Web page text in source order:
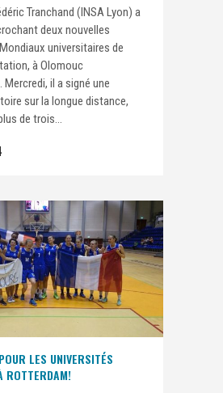
Tranchand (INSA Lyon) a
deux nouvelles
universitaires de
à Olomouc
Mercredi, il a signé une
sur la longue distance,
de trois...
LES UNIVERSITÉS
ROTTERDAM!